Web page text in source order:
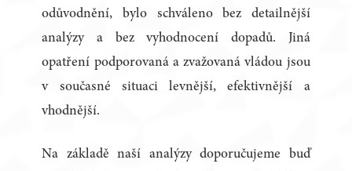
odůvodnění, bylo schváleno bez detailnější
analýzy a bez vyhodnocení dopadů. Jiná
opatření podporovaná a zvažovaná vládou jsou
v současné situaci levnější, efektivnější a
vhodnější.
Na základě naší analýzy doporučujeme buď